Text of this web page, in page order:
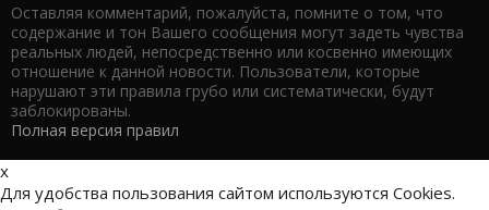
Оставляя комментарий, пожалуйста, помните о том, что
содержание и тон Вашего сообщения могут задеть чувства
реальных людей, непосредственно или косвенно имеющих
отношение к данной новости. Пользователи, которые
нарушают эти правила грубо или систематически, будут
заблокированы.
Полная версия правил
x
Для удобства пользования сайтом используются Cookies.